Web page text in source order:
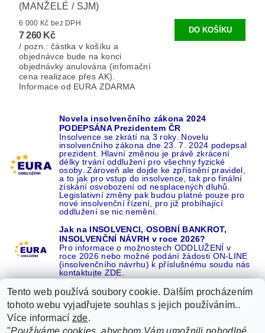
(MANŽELÉ / SJM)
6 000 Kč bez DPH
7 260 Kč
/ pozn.: částka v košíku a
objednávce bude na konci
objednávky anulována (infomační
cena realizace přes AK).
Informace od EURA ZDARMA
Novela insolvenčního zákona 2024
PODEPSÁNA Prezidentem ČR
Insolvence se zkrátí na 3 roky. Novelu
insolvenčního zákona dne 23. 7. 2024 podepsal
prezident. Hlavní změnou je právě zkrácení
délky trvání oddlužení pro všechny fyzické
osoby. Zároveň ale dojde ke zpřísnění pravidel,
a to jak pro vstup do insolvence, tak pro finální
získání osvobození od nesplacených dluhů.
Legislativní změny pak budou platné pouze pro
nové insolvenční řízení, pro již probíhající
oddlužení se nic nemění.
Jak na INSOLVENCI, OSOBNÍ BANKROT,
INSOLVENČNÍ NÁVRH v roce 2026?
Pro informace o možnostech ODDLUŽENÍ v
roce 2026 nebo možné podání žádosti ON-LINE
(insolvenčního návrhu) k příslušnému soudu nás
kontaktujte ZDE.
Recenze o NÁS na GOOGLE 16 let REFERENCÍ v celé ČR |
Tento web používá soubory cookie. Dalším procházením
tohoto webu vyjadřujete souhlas s jejich používáním..
Více informací zde.
"Používáme cookies, abychom Vám umožnili pohodlné